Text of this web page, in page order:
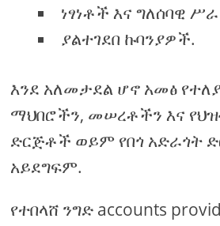
ነፃነቶች እና ግለሰባዊ
ያልተገደበ ኩባንያዎች.
እንደ አለመታደል ሆኖ አመፅ
ማህበሮችን, መሠረቶችን እና
ድርጅቶች ወይም የበጎ አድራጎት
አይደግፍም.
የተበላሸ ንግድ accounts